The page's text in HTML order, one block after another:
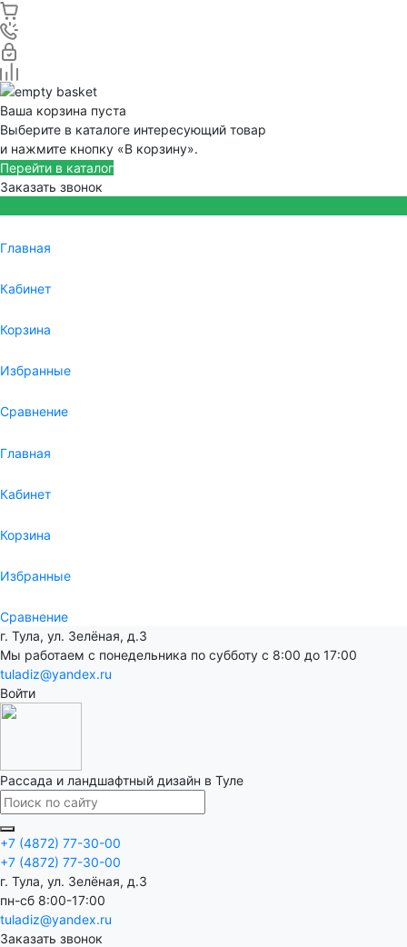
Ваша корзина пуста
Выберите в каталоге интересующий товар
и нажмите кнопку «В корзину».
Перейти в каталог
Заказать звонок
Главная
Кабинет
Корзина
Избранные
Сравнение
Главная
Кабинет
Корзина
Избранные
Сравнение
г. Тула, ул. Зелёная, д.3
Мы работаем с понедельника по субботу с 8:00 до 17:00
tuladiz@yandex.ru
Войти
Рассада и ландшафтный дизайн в Туле
+7 (4872) 77-30-00
+7 (4872) 77-30-00
г. Тула, ул. Зелёная, д.3
пн-сб 8:00-17:00
tuladiz@yandex.ru
Заказать звонок